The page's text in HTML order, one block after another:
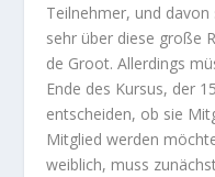
Teilnehmer, und
sehr über diese große
de Groot. Allerdings
Ende des Kursus, der
entscheiden, ob sie
Mitglied werden
weiblich, muss